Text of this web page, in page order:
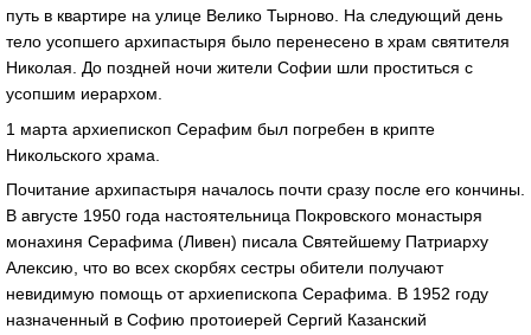
путь в квартире на улице Велико Тырново. На следующий день
тело усопшего архипастыря было перенесено в храм святителя
Николая. До поздней ночи жители Софии шли проститься с
усопшим иерархом.
1 марта архиепископ Серафим был погребен в крипте
Никольского храма.
Почитание архипастыря началось почти сразу после его кончины.
В августе 1950 года настоятельница Покровского монастыря
монахиня Серафима (Ливен) писала Святейшему Патриарху
Алексию, что во всех скорбях сестры обители получают
невидимую помощь от архиепископа Серафима. В 1952 году
назначенный в Софию протоиерей Сергий Казанский